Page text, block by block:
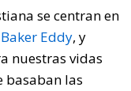
se centran en
Eddy, y
nuestras vidas
basaban las